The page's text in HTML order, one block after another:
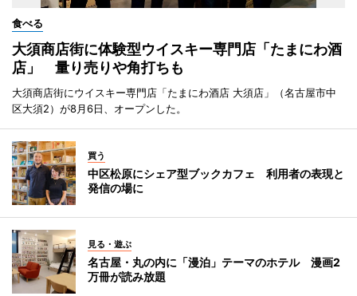
食べる
大須商店街に体験型ウイスキー専門店「たまにわ酒
店」 量り売りや角打ちも
大須商店街にウイスキー専門店「たまにわ酒店 大須店」（名古屋市中
区大須2）が8月6日、オープンした。
買う
中区松原にシェア型ブックカフェ 利用者の表現と
発信の場に
見る・遊ぶ
名古屋・丸の内に「漫泊」テーマのホテル 漫画2
万冊が読み放題